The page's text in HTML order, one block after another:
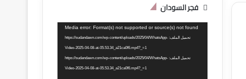
فجر السودان
مشغل
الفيديو
Media error: Format(s) not supported or source(s) not found
تحميل الملف: https://sudandawn.com/wp-content/uploads/2025/04/WhatsApp-
Video-2025-04-08-at-05.53.34_a21ca0f6.mp4?_=1
تحميل الملف: https://sudandawn.com/wp-content/uploads/2025/04/WhatsApp-
Video-2025-04-08-at-05.53.34_a21ca0f6.mp4?_=1